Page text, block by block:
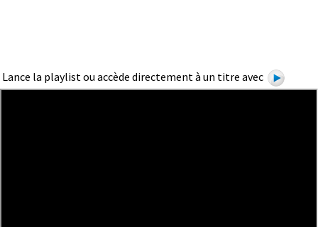
Lance la playlist ou accède directement à un titre avec